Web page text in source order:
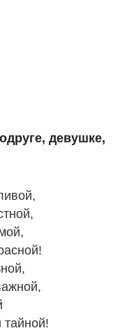
девушке,
тайной!